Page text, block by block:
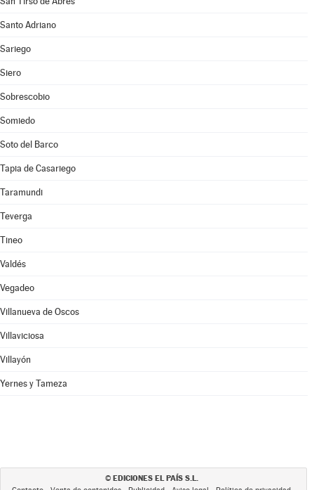
Santo Adriano
Sariego
Siero
Sobrescobio
Somiedo
Soto del Barco
Tapia de Casariego
Taramundi
Teverga
Tineo
Valdés
Vegadeo
Villanueva de Oscos
Villaviciosa
Villayón
Yernes y Tameza
© EDICIONES EL PAÍS S.L.